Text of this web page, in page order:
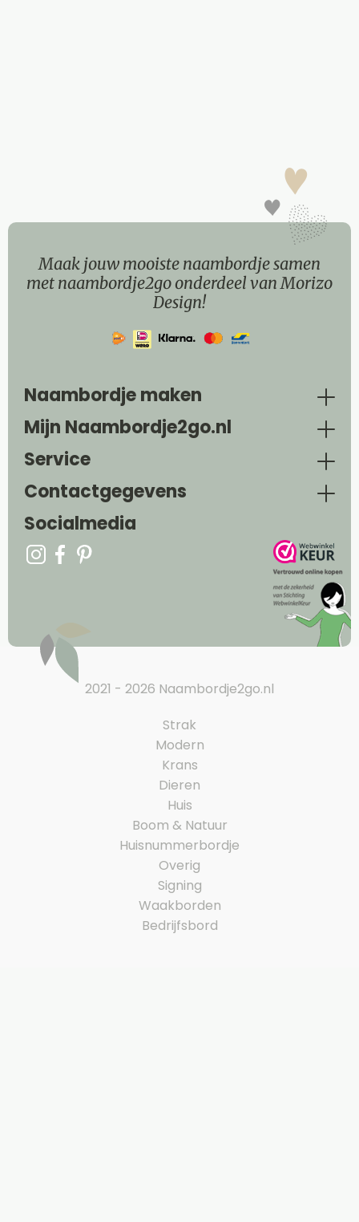
Maak jouw mooiste naambordje samen
met naambordje2go onderdeel van Morizo
Design!
Naambordje maken
Mijn Naambordje2go.nl
Service
Contactgegevens
Socialmedia
2021 - 2026 Naambordje2go.nl
Strak
Modern
Krans
Dieren
Huis
Boom & Natuur
Huisnummerbordje
Overig
Signing
Waakborden
Bedrijfsbord